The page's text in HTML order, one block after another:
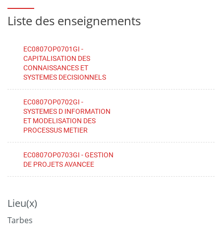
Liste des enseignements
EC0807OP0701GI -
CAPITALISATION DES
CONNAISSANCES ET
SYSTEMES DECISIONNELS
EC0807OP0702GI -
SYSTEMES D INFORMATION
ET MODELISATION DES
PROCESSUS METIER
EC0807OP0703GI - GESTION
DE PROJETS AVANCEE
Lieu(x)
Tarbes